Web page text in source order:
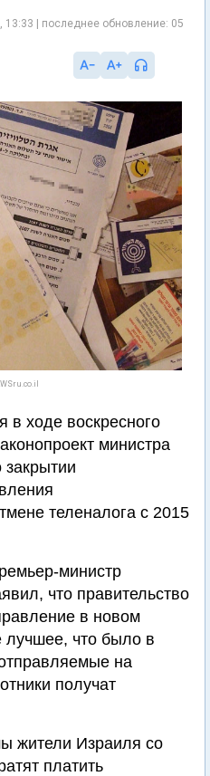
13:33 | последнее обновление: 05
в ходе воскресного
министра
теленалога с 2015
министр
что правительство
в новом
лучшее, что было в
на
получат
жители Израиля со
платить